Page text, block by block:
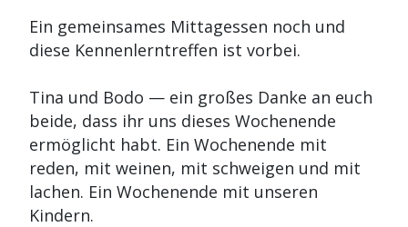
Ein gemeinsames Mittagessen noch und
diese Kennenlerntreffen ist vorbei.
Tina und Bodo — ein großes Danke an euch
beide, dass ihr uns dieses Wochenende
ermöglicht habt. Ein Wochenende mit
reden, mit weinen, mit schweigen und mit
lachen. Ein Wochenende mit unseren
Kindern.